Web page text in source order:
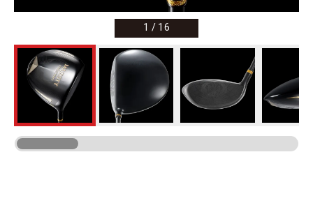
1 / 16